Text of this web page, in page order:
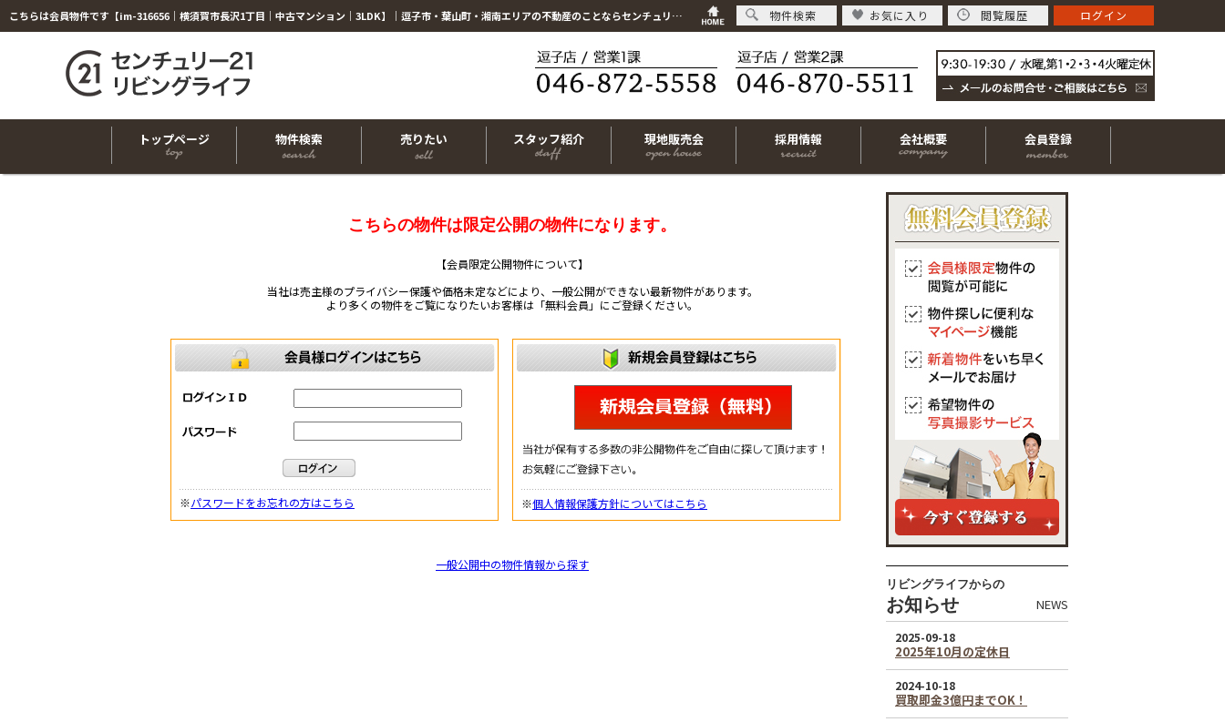
こちらは会員物件です【im-316656｜横須賀市長沢1丁目｜中古マンション｜3LDK】｜逗子市・葉山町・湘南エリアの不動産のことならセンチュリー21リビングライフにお任せください！
トップページ 物件検索 売りたい スタッフ紹介 現地販売会 採用情報 会社概要 会員登録
こちらの物件は限定公開の物件になります。
【会員限定公開物件について】
当社は売主様のプライバシー保護や価格未定などにより、一般公開ができない最新物件があります。
より多くの物件をご覧になりたいお客様は「無料会員」にご登録ください。
※パスワードをお忘れの方はこちら ※個人情報保護方針についてはこちら
一般公開中の物件情報から探す
リビングライフからの
お知らせ NEWS
物件検索 お気に入り 閲覧履歴 ログイン